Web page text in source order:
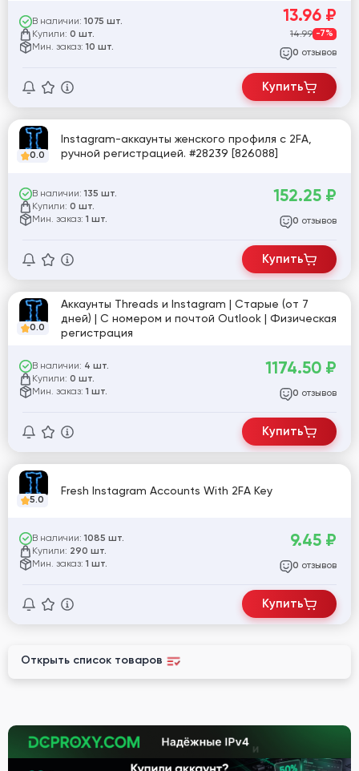
В наличии: 1075 шт.
Купили: 0 шт.
Мин. заказ: 10 шт.
13.96 ₽
14.99 -7%
0 отзывов
Купить
0.0
Instagram-аккаунты женского профиля с 2FA,
ручной регистрацией. #28239 [826088]
В наличии: 135 шт.
Купили: 0 шт.
Мин. заказ: 1 шт.
152.25 ₽
0 отзывов
Купить
0.0
Аккаунты Threads и Instagram | Старые (от 7
дней) | С номером и почтой Outlook | Физическая
регистрация
В наличии: 4 шт.
Купили: 0 шт.
Мин. заказ: 1 шт.
1174.50 ₽
0 отзывов
Купить
5.0
Fresh Instagram Accounts With 2FA Key
В наличии: 1085 шт.
Купили: 290 шт.
Мин. заказ: 1 шт.
9.45 ₽
0 отзывов
Купить
Открыть список товаров